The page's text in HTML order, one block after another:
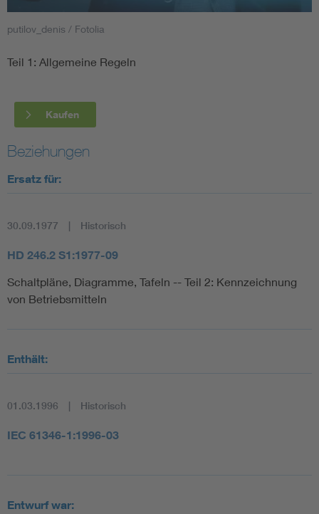
Smart Cities
DKE Fachinformationen im Kontext der Normung
Blitzschutz: DIN EN 62305 in der Übersicht
Circular Economy für mehr Ressourceneffizienz
Cybersecurity in der Industrieautomatisierung
DIN VDE 0100 für sichere Elektroinstallationen
putilov_denis / Fotolia
Teil 1: Allgemeine Regeln
Kaufen
Beziehungen
Ersatz für:
30.09.1977 Historisch
HD 246.2 S1:1977-09
Schaltpläne, Diagramme, Tafeln -- Teil 2: Kennzeichnung
von Betriebsmitteln
Enthält:
01.03.1996 Historisch
IEC 61346-1:1996-03
Entwurf war: